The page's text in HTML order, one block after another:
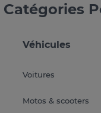
Catégories
Véhicules
Voitures
Motos & scooters